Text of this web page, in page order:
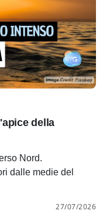
della
Nord.
dalle medie del
27/07/2026